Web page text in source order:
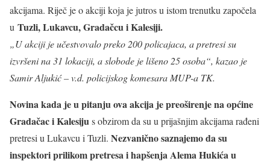
akcijama. Riječ je o akciji koja je jutros u istom trenutku započela
u Tuzli, Lukavcu, Gradačcu i Kalesiji.
„U akciji je učestvovalo preko 200 policajaca, a pretresi su
izvršeni na 31 lokaciji, a slobode je lišeno 25 osoba“, kazao je
Samir Aljukić – v.d. policijskog komesara MUP-a TK.
Novina kada je u pitanju ova akcija je preoširenje na općine
Gradačac i Kalesijus obzirom da su u prijašnjim akcijama rađeni
pretresi u Lukavcu i Tuzli. Nezvanično saznajemo da su
inspektori prilikom pretresa i hapšenja Alema Hukića u